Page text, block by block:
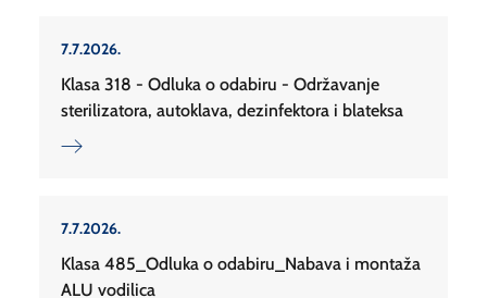
7.7.2026.
Klasa 318 - Odluka o odabiru - Održavanje
sterilizatora, autoklava, dezinfektora i blateksa
7.7.2026.
Klasa 485_Odluka o odabiru_Nabava i montaža
ALU vodilica